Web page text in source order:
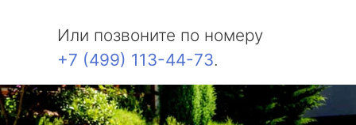
Или позвоните по номеру
+7 (499) 113-44-73.